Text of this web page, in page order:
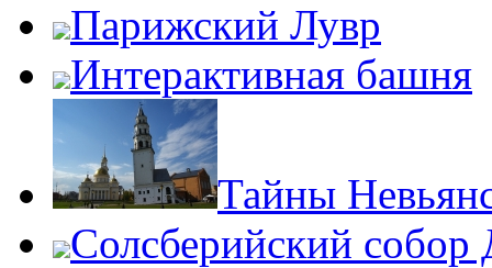
Парижский Лувр
Интерактивная башня
Тайны
Солсберийский